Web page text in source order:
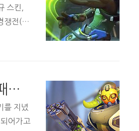
스킨,
쟁전(점
스카
량 3
[오버워치 패치노트] 3월 22일 본서버 패치내용
를 지녔
어가고